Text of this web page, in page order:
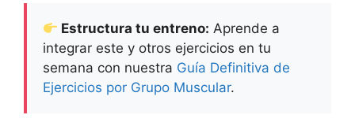
Estructura tu entreno: Aprende a
integrar este y otros ejercicios en tu
semana con nuestra Guía Definitiva de
Ejercicios por Grupo Muscular.